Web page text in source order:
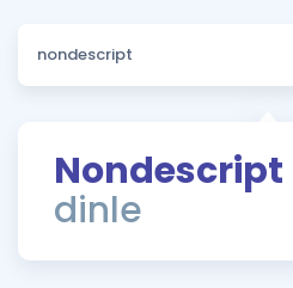
Puan Hesaplama
ÖSYM Sınav Takvimi
Kampanyalar
Nondescript
dinle